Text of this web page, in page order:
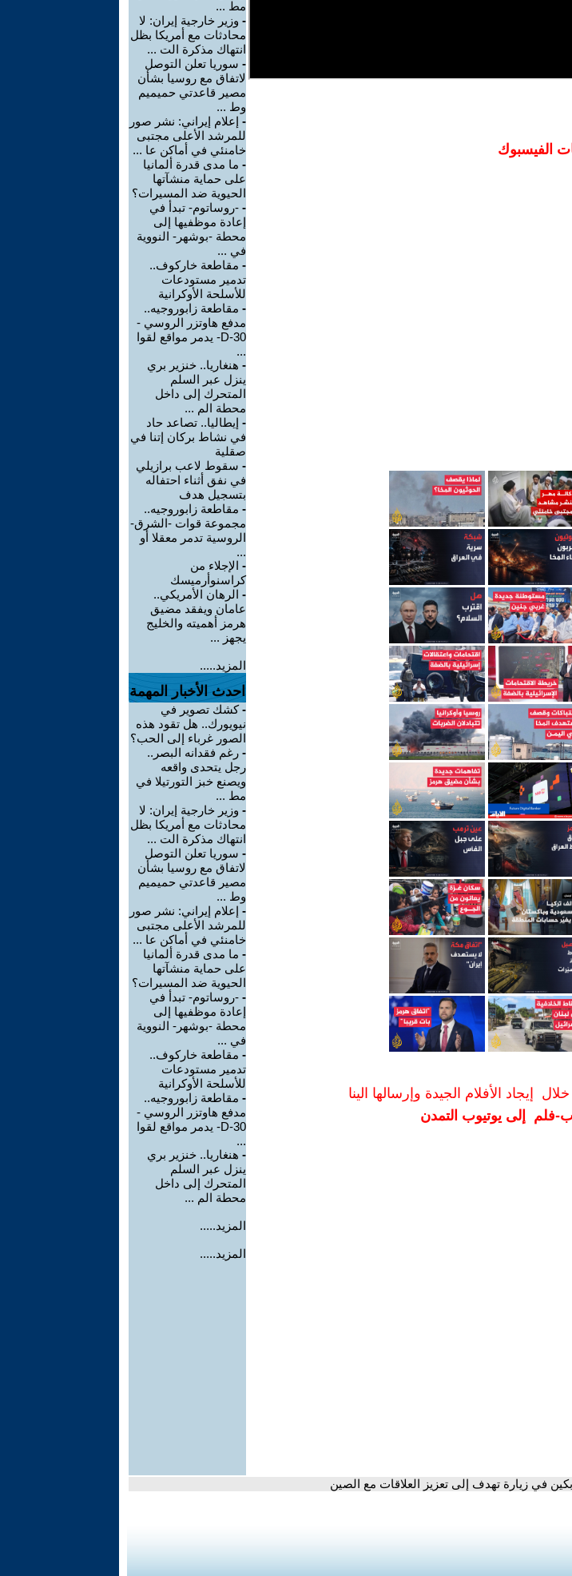
الفيسبوك
إيجاد الأفلام الجيدة وإرسالها الينا
فلم إلى يوتيوب التمدن
مط ...
- وزير خارجية إيران: لا
محادثات مع أمريكا بظل
انتهاك مذكرة الت ...
- سوريا تعلن التوصل
لاتفاق مع روسيا بشأن
مصير قاعدتي حميميم
وط ...
- إعلام إيراني: نشر صور
للمرشد الأعلى مجتبى
خامنئي في أماكن عا ...
- ما مدى قدرة ألمانيا
على حماية منشآتها
الحيوية ضد المسيرات؟
- -روساتوم- تبدأ في
إعادة موظفيها إلى
محطة -بوشهر- النووية
في ...
- مقاطعة خاركوف..
تدمير مستودعات
للأسلحة الأوكرانية
- مقاطعة زابوروجيه..
مدفع هاوتزر الروسي -
D-30- يدمر مواقع لقوا
...
- هنغاريا.. خنزير بري
ينزل عبر السلم
المتحرك إلى داخل
محطة الم ...
- إيطاليا.. تصاعد حاد
في نشاط بركان إتنا في
صقلية
- سقوط لاعب برازيلي
في نفق أثناء احتفاله
بتسجيل هدف
- مقاطعة زابوروجيه..
مجموعة قوات -الشرق-
الروسية تدمر معقلا أو
...
- الإجلاء من
كراسنوأرميسك
- الرهان الأمريكي..
عامان ويفقد مضيق
هرمز أهميته والخليج
يجهز ...
المزيد.....
احدث الأخبار المهمة
-كشك تصوير في
نيويورك.. هل تقود هذه
الصور غرباء إلى الحب؟
- رغم فقدانه البصر..
رجل يتحدى واقعه
ويصنع خبز التورتيلا في
مط ...
- وزير خارجية إيران: لا
محادثات مع أمريكا بظل
انتهاك مذكرة الت ...
- سوريا تعلن التوصل
لاتفاق مع روسيا بشأن
مصير قاعدتي حميميم
وط ...
- إعلام إيراني: نشر صور
للمرشد الأعلى مجتبى
خامنئي في أماكن عا ...
- ما مدى قدرة ألمانيا
على حماية منشآتها
الحيوية ضد المسيرات؟
- -روساتوم- تبدأ في
إعادة موظفيها إلى
محطة -بوشهر- النووية
في ...
- مقاطعة خاركوف..
تدمير مستودعات
للأسلحة الأوكرانية
- مقاطعة زابوروجيه..
مدفع هاوتزر الروسي -
D-30- يدمر مواقع لقوا
...
- هنغاريا.. خنزير بري
ينزل عبر السلم
المتحرك إلى داخل
محطة الم ...
المزيد.....
المزيد.....
في زيارة تهدف إلى تعزيز العلاقات مع الصين